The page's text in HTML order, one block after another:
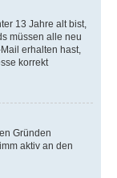
13 Jahre alt bist,
müssen alle neu
erhalten hast,
korrekt
Gründen
aktiv an den